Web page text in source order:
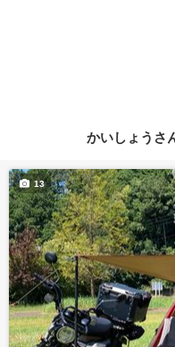
かいしょうさ
13